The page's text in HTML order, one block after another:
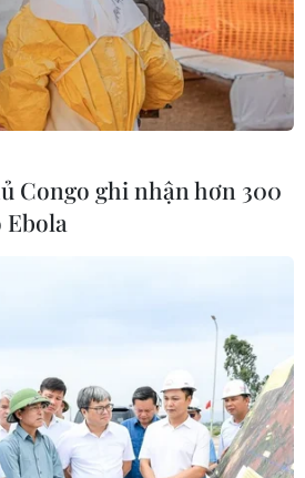
Congo ghi nhận hơn 300